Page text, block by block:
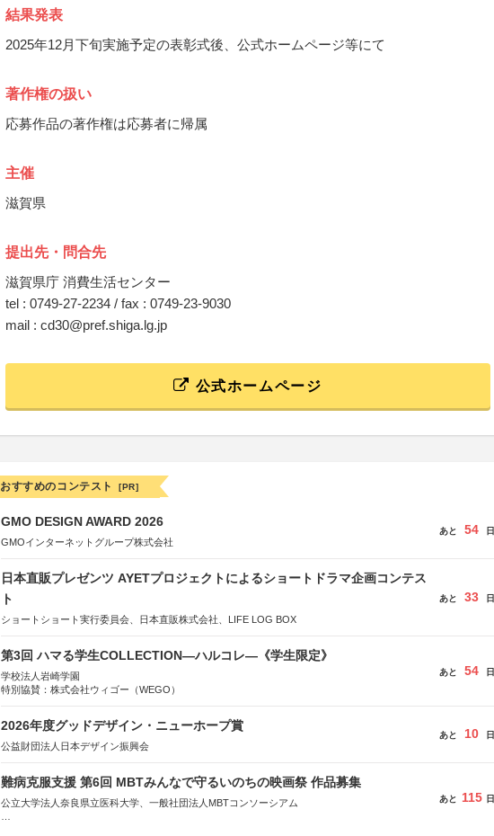
結果発表
2025年12月下旬実施予定の表彰式後、公式ホームページ等にて
著作権の扱い
応募作品の著作権は応募者に帰属
主催
滋賀県
提出先・問合先
滋賀県庁 消費生活センター
tel : 0749-27-2234 / fax : 0749-23-9030
mail : cd30@pref.shiga.lg.jp
公式ホームページ
おすすめのコンテスト [PR]
GMO DESIGN AWARD 2026
GMOインターネットグループ株式会社
あと 54 日
日本直販プレゼンツ AYETプロジェクトによるショートドラマ企画コンテス
ト
ショートショート実行委員会、日本直販株式会社、LIFE LOG BOX
あと 33 日
第3回 ハマる学生COLLECTION―ハルコレ―《学生限定》
学校法人岩崎学園
特別協賛：株式会社ウィゴー（WEGO）
あと 54 日
2026年度グッドデザイン・ニューホープ賞
公益財団法人日本デザイン振興会
あと 10 日
難病克服支援 第6回 MBTみんなで守るいのちの映画祭 作品募集
公立大学法人奈良県立医科大学、一般社団法人MBTコンソーシアム あと 115 日